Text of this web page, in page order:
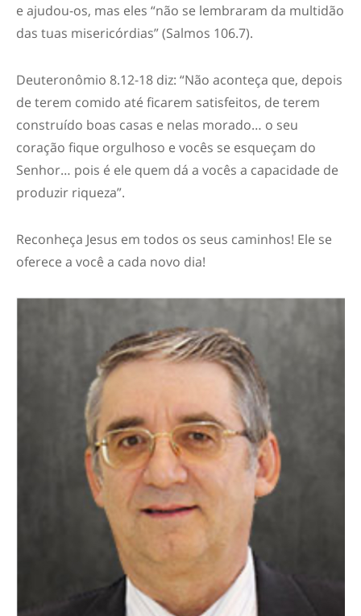
e ajudou-os, mas eles “não se lembraram da multidão
das tuas misericórdias” (Salmos 106.7).
Deuteronômio 8.12-18 diz: “Não aconteça que, depois
de terem comido até ficarem satisfeitos, de terem
construído boas casas e nelas morado… o seu
coração fique orgulhoso e vocês se esqueçam do
Senhor… pois é ele quem dá a vocês a capacidade de
produzir riqueza”.
Reconheça Jesus em todos os seus caminhos! Ele se
oferece a você a cada novo dia!